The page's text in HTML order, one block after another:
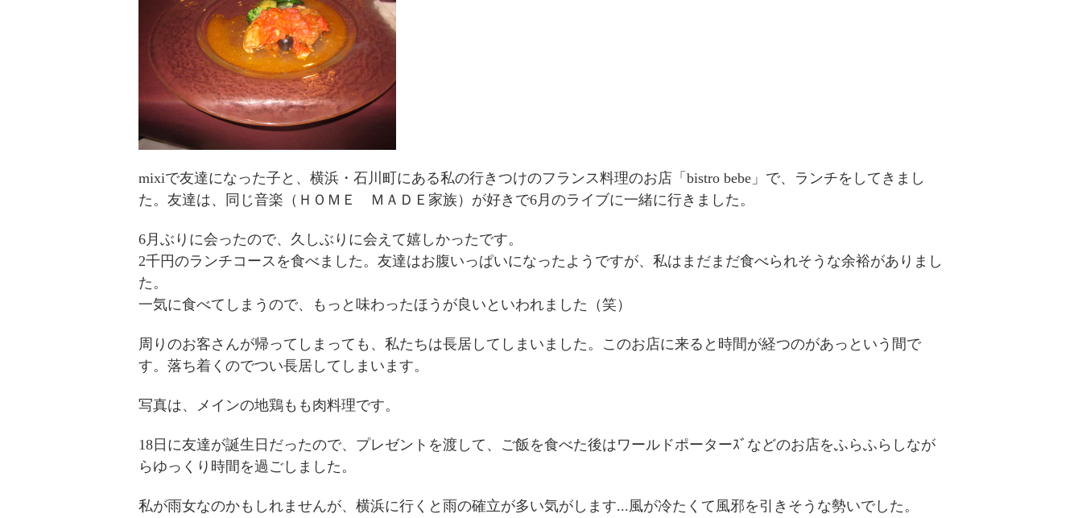
mixiで友達になった子と、横浜・石川町にある私の行きつけのフランス料理のお店「bistro bebe」で、ランチをしてきまし
た。友達は、同じ音楽（ＨＯＭＥ ＭＡＤＥ家族）が好きで6月のライブに一緒に行きました。
6月ぶりに会ったので、久しぶりに会えて嬉しかったです。
2千円のランチコースを食べました。友達はお腹いっぱいになったようですが、私はまだまだ食べられそうな余裕がありまし
た。
一気に食べてしまうので、もっと味わったほうが良いといわれました（笑）
周りのお客さんが帰ってしまっても、私たちは長居してしまいました。このお店に来ると時間が経つのがあっという間で
す。落ち着くのでつい長居してしまいます。
写真は、メインの地鶏もも肉料理です。
18日に友達が誕生日だったので、プレゼントを渡して、ご飯を食べた後はワールドポーターｽﾞなどのお店をふらふらしなが
らゆっくり時間を過ごしました。
私が雨女なのかもしれませんが、横浜に行くと雨の確立が多い気がします...風が冷たくて風邪を引きそうな勢いでした。